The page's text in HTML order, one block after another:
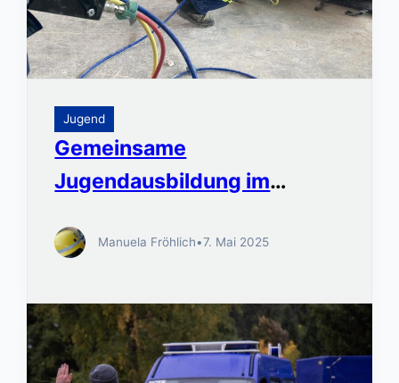
Jugend
Gemeinsame
Jugendausbildung im
Manuela Fröhlich•7. Mai 2025